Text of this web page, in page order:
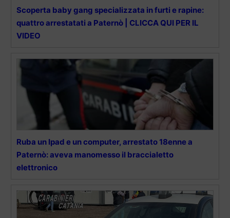
Scoperta baby gang specializzata in furti e rapine:
quattro arrestatati a Paternò | CLICCA QUI PER IL
VIDEO
Ruba un Ipad e un computer, arrestato 18enne a
Paternò: aveva manomesso il braccialetto
elettronico